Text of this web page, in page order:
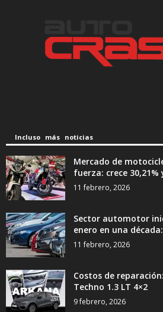
Incluso más noticias
Mercado de
fuerza: crece 30,21%
11 febrero, 2026
Sector automotor
enero en una
11 febrero, 2026
Costos de
Techno 1.3 LT 4×2
9 febrero, 2026